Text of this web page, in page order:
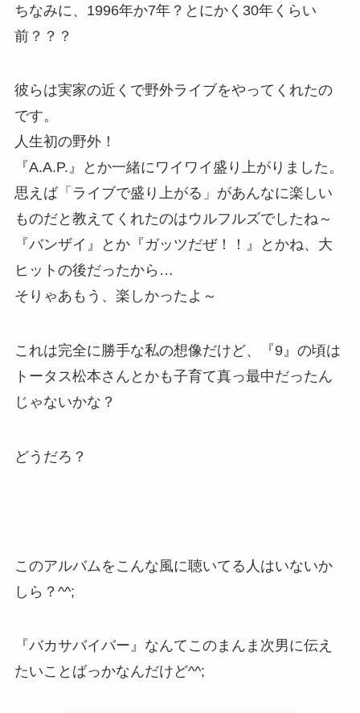
ちなみに、1996年か7年？とにかく30年くらい
前？？？
彼らは実家の近くで野外ライブをやってくれたの
です。
人生初の野外！
『A.A.P.』とか一緒にワイワイ盛り上がりました。
思えば「ライブで盛り上がる」があんなに楽しい
ものだと教えてくれたのはウルフルズでしたね～
『バンザイ』とか『ガッツだぜ！！』とかね、大
ヒットの後だったから…
そりゃあもう、楽しかったよ～
これは完全に勝手な私の想像だけど、『9』の頃は
トータス松本さんとかも子育て真っ最中だったん
じゃないかな？
どうだろ？
このアルバムをこんな風に聴いてる人はいないか
しら？^^;
『バカサバイバー』なんてこのまんま次男に伝え
たいことばっかなんだけど^^;